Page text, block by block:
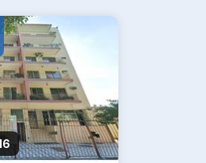
lances ou propostas